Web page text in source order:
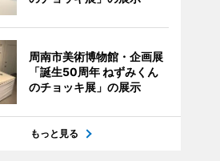
周南市美術博物館・企画展
「誕生50周年 ねずみくん
のチョッキ展」の展示
もっと見る